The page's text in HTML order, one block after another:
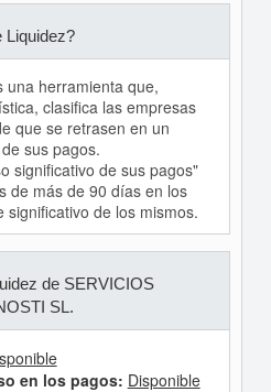
Liquidez?
una herramienta que,
clasifica las empresas
que se retrasen en un
sus pagos.
significativo de sus pagos"
de más de 90 días en los
de los mismos.
de SERVICIOS
SL.
en los pagos: Disponible